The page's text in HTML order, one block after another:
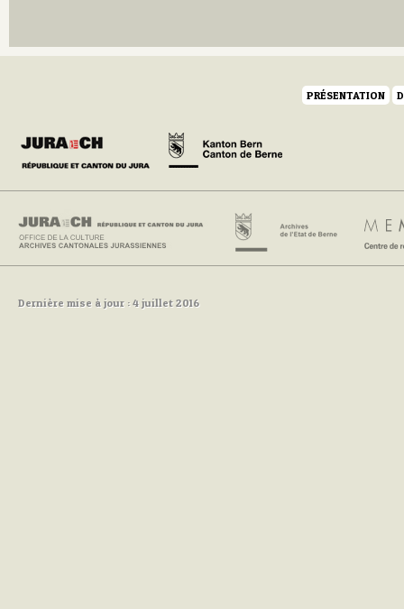
PRÉSENTATION
Dernière mise à jour : 4 juillet 2016